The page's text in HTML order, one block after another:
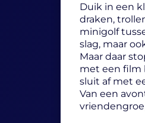
Duik in een
draken,
minigolf
slag, maar
Maar daar
met een film
sluit af met
Van een